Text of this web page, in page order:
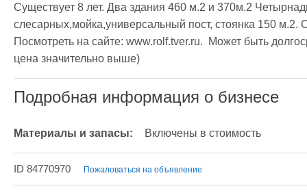
Существует 8 лет. Два здания 460 м.2 и 370м.2
слесарных,мойка,универсальный пост, стоянка 150 м.2.
Посмотреть на сайте: www.rolf.tver.ru.  Может быть
цена значительно выше)
Подробная информация о бизнесе
Материалы и запасы: Включены в стоимость
ID 84770970 Пожаловаться на объявление